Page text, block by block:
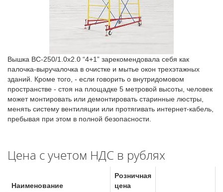
Вышка ВС-250/1.0х2.0 “4+1” зарекомендовала себя как
палочка-выручалочка в очистке и мытье окон трехэтажных
зданий. Кроме того, - если говорить о внутридомовом
пространстве - стоя на площадке 5 метровой высоты, человек
может монтировать или демонтировать старинные люстры,
менять систему вентиляции или протягивать интернет-кабель,
пребывая при этом в полной безопасности.
Цена с учетом НДС в рублях
Наименование
Розничная
цена